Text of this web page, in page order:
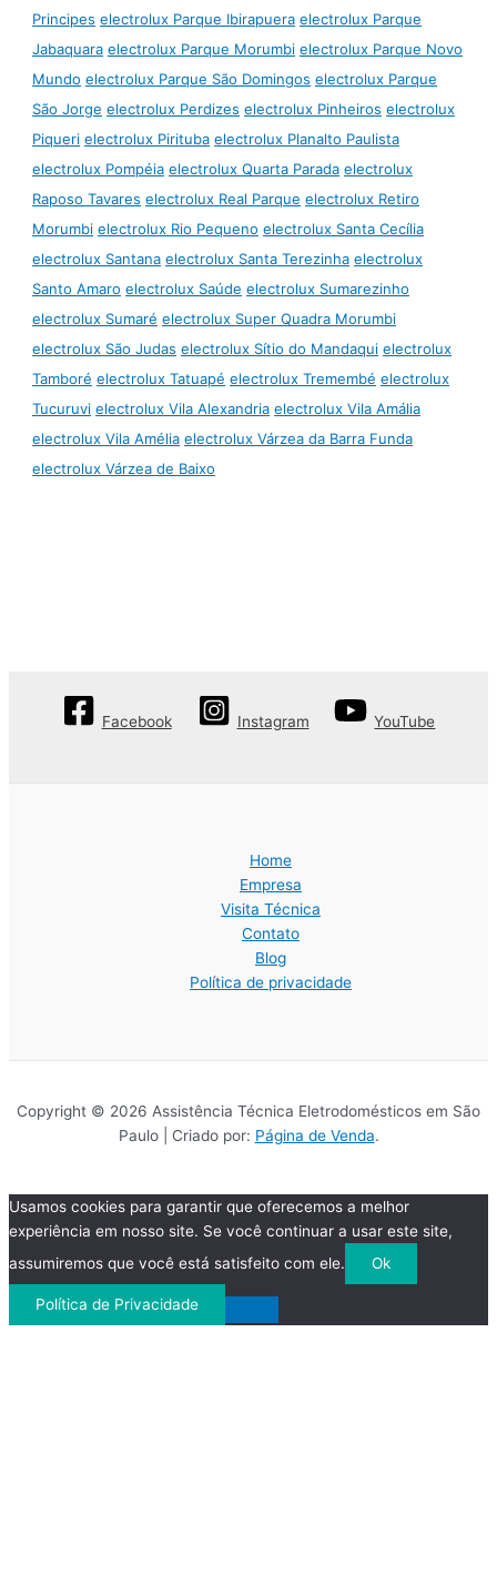
Principes electrolux Parque Ibirapuera electrolux Parque
Jabaquara electrolux Parque Morumbi electrolux Parque Novo
Mundo electrolux Parque São Domingos electrolux Parque
São Jorge electrolux Perdizes electrolux Pinheiros electrolux
Piqueri electrolux Pirituba electrolux Planalto Paulista
electrolux Pompéia electrolux Quarta Parada electrolux
Raposo Tavares electrolux Real Parque electrolux Retiro
Morumbi electrolux Rio Pequeno electrolux Santa Cecília
electrolux Santana electrolux Santa Terezinha electrolux
Santo Amaro electrolux Saúde electrolux Sumarezinho
electrolux Sumaré electrolux Super Quadra Morumbi
electrolux São Judas electrolux Sítio do Mandaqui electrolux
Tamboré electrolux Tatuapé electrolux Tremembé electrolux
Tucuruvi electrolux Vila Alexandria electrolux Vila Amália
electrolux Vila Amélia electrolux Várzea da Barra Funda
electrolux Várzea de Baixo
Facebook Instagram YouTube
Home
Empresa
Visita Técnica
Contato
Blog
Política de privacidade
Copyright © 2026 Assistência Técnica Eletrodomésticos em São
Paulo | Criado por: Página de Venda.
Usamos cookies para garantir que oferecemos a melhor
experiência em nosso site. Se você continuar a usar este site,
assumiremos que você está satisfeito com ele.
Ok
Política de Privacidade